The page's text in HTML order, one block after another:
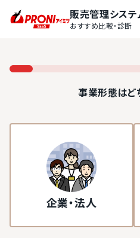
販売管理システ
おすすめ比較・診断
事業形態はど
企業・法人